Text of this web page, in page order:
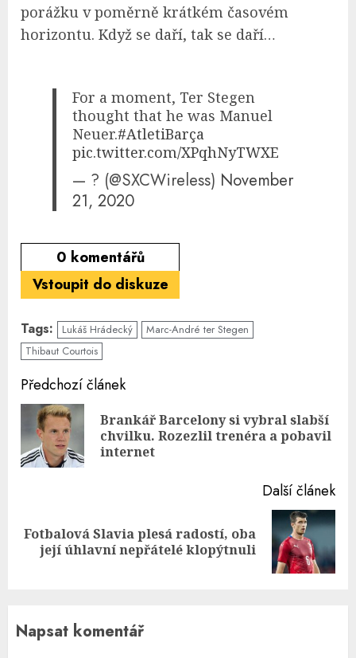
porážku v poměrně krátkém časovém
horizontu. Když se daří, tak se daří…
For a moment, Ter Stegen
thought that he was Manuel
Neuer.#AtletiBarça
pic.twitter.com/XPqhNyTWXE
— ? (@SXCWireless) November
21, 2020
0 komentářů
Vstoupit do diskuze
Tags: Lukáš Hrádecký
Marc-André ter Stegen
Thibaut Courtois
Continue
Reading
Předchozí článek
Brankář Barcelony si vybral slabší
chvilku. Rozezlil trenéra a pobavil
internet
Další článek
Next
post:
Fotbalová Slavia plesá radostí, oba
její úhlavní nepřátelé klopýtnuli
Napsat komentář